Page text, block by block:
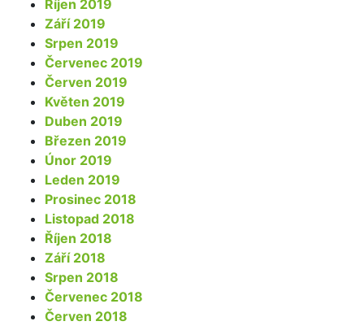
Říjen 2019
Září 2019
Srpen 2019
Červenec 2019
Červen 2019
Květen 2019
Duben 2019
Březen 2019
Únor 2019
Leden 2019
Prosinec 2018
Listopad 2018
Říjen 2018
Září 2018
Srpen 2018
Červenec 2018
Červen 2018